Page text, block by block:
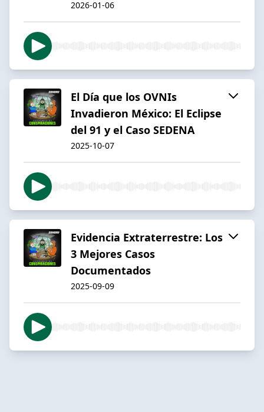
2026-01-06
El Día que los OVNIs
Invadieron México: El Eclipse
del 91 y el Caso SEDENA
2025-10-07
Evidencia Extraterrestre: Los
3 Mejores Casos
Documentados
2025-09-09